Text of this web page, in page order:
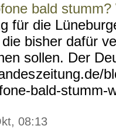
bald
für die
bisher dafür
sollen. Der
zeitung.de/
bald-stumm-
08:13